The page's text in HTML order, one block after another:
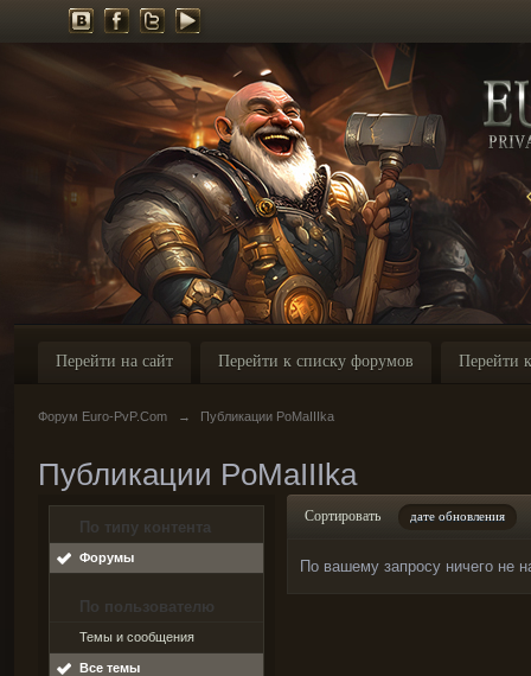
Перейти на сайт Перейти к списку форумов Перейти
Форум Euro-PvP.Com → Публикации PoMaIIIka
Публикации PoMaIIIka
По типу контента
Форумы
По пользователю
Темы и сообщения
Все темы
Сортировать дате обновления
По вашему запросу ничего не